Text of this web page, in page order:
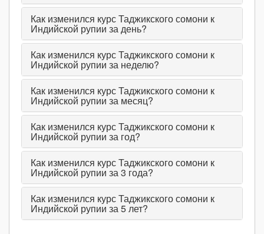
Как изменился курс Таджикского сомони к
Индийской рупии за день?
Как изменился курс Таджикского сомони к
Индийской рупии за неделю?
Как изменился курс Таджикского сомони к
Индийской рупии за месяц?
Как изменился курс Таджикского сомони к
Индийской рупии за год?
Как изменился курс Таджикского сомони к
Индийской рупии за 3 года?
Как изменился курс Таджикского сомони к
Индийской рупии за 5 лет?